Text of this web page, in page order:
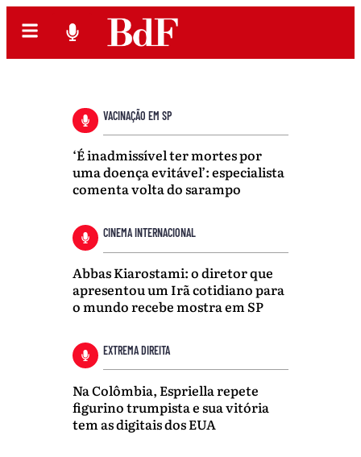
VACINAÇÃO EM SP
‘É inadmissível ter mortes por
uma doença evitável’: especialista
comenta volta do sarampo
CINEMA INTERNACIONAL
Abbas Kiarostami: o diretor que
apresentou um Irã cotidiano para
o mundo recebe mostra em SP
EXTREMA DIREITA
Na Colômbia, Espriella repete
figurino trumpista e sua vitória
tem as digitais dos EUA